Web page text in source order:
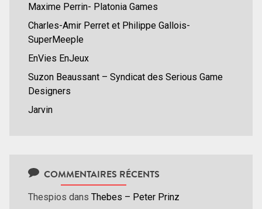
Maxime Perrin- Platonia Games
Charles-Amir Perret et Philippe Gallois-
SuperMeeple
EnVies EnJeux
Suzon Beaussant – Syndicat des Serious Game
Designers
Jarvin
COMMENTAIRES RÉCENTS
Thespios dans Thebes – Peter Prinz